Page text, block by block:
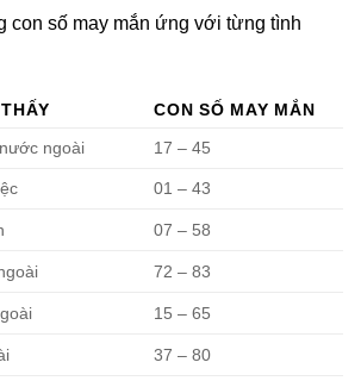
con số may mắn ứng với từng tình
CON SỐ MAY MẮN
ngoài
17 – 45
01 – 43
07 – 58
72 – 83
15 – 65
37 – 80